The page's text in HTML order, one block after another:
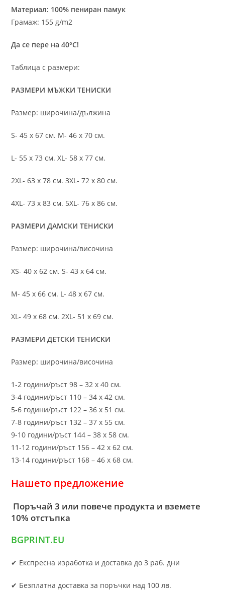
Материал: 100% пениран памук
Грамаж: 155 g/m2
Да се пере на 40°C!
Таблица с размери:
РАЗМЕРИ МЪЖКИ ТЕНИСКИ
Размер: широчина/дължина
S- 45 х 67 см. M- 46 х 70 см.
L- 55 х 73 см. XL- 58 х 77 см.
2XL- 63 х 78 см. 3XL- 72 х 80 см.
4XL- 73 х 83 см. 5XL- 76 х 86 см.
РАЗМЕРИ ДАМСКИ ТЕНИСКИ
Размер: широчина/височина
XS- 40 х 62 см. S- 43 х 64 см.
M- 45 х 66 см. L- 48 х 67 см.
XL- 49 х 68 см. 2XL- 51 х 69 см.
РАЗМЕРИ ДЕТСКИ ТЕНИСКИ
Размер: широчина/височина
1-2 години/ръст 98 – 32 х 40 см.
3-4 години/ръст 110 – 34 х 42 см.
5-6 години/ръст 122 – 36 х 51 см.
7-8 години/ръст 132 – 37 х 55 см.
9-10 години/ръст 144 – 38 х 58 см.
11-12 години/ръст 156 – 42 x 62 см.
13-14 години/ръст 168 – 46 х 68 см.
Нашето предложение
Поръчай 3 или повече продукта и вземете
10% отстъпка
BGPRINT.EU
✔ Експресна изработка и доставка до 3 раб. дни
✔ Безплатна доставка за поръчки над 100 лв.